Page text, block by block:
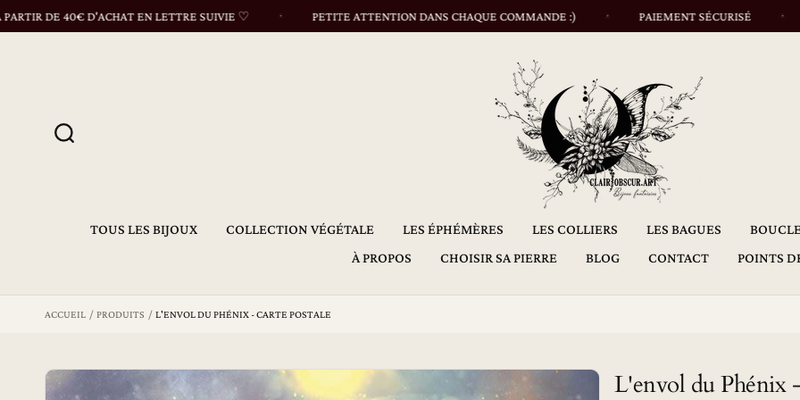
s
s
40€ D'ACHAT EN LETTRE SUIVIE ♡ PETITE ATTENTION DANS CHAQUE COMMANDE :) PAIEMENT SÉCURISÉ UNE
TOUS LES BIJOUX COLLECTION VÉGÉTALE LES ÉPHÉMÈRES LES COLLIERS LES BAGUES
À PROPOS
CHOISIR SA PIERRE BLOG CONTACT POINTS
ACCUEIL PRODUITS L'ENVOL DU PHÉNIX - CARTE POSTALE
u
x
r
L'envol du Phénix